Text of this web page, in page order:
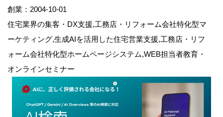
創業：2004-10-01
住宅業界の集客・DX支援,工務店・リフォーム会社特化型マ
ーケティング,生成AIを活用した住宅営業支援,工務店・リフ
ォーム会社特化型ホームページシステム,WEB担当者教育・
オンラインセミナー